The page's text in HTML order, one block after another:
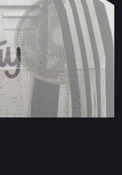
Voorstellingen
Over Facet
Word Lid